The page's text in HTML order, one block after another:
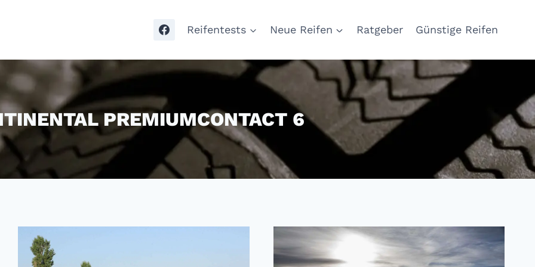
Reifentests Neue Reifen Ratgeber Günstige Reifen
PREMIUMCONTACT 6